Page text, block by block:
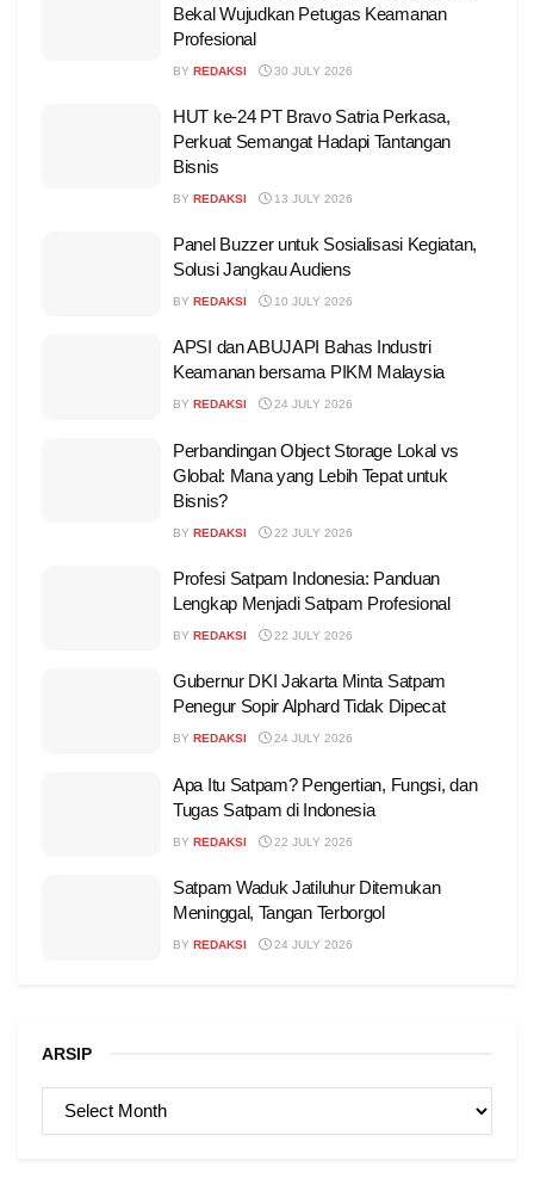
Bekal Wujudkan Petugas Keamanan
Profesional
BY REDAKSI 30 JULY 2026
HUT ke-24 PT Bravo Satria Perkasa,
Perkuat Semangat Hadapi Tantangan
Bisnis
BY REDAKSI 13 JULY 2026
Panel Buzzer untuk Sosialisasi Kegiatan,
Solusi Jangkau Audiens
BY REDAKSI 10 JULY 2026
APSI dan ABUJAPI Bahas Industri
Keamanan bersama PIKM Malaysia
BY REDAKSI 24 JULY 2026
Perbandingan Object Storage Lokal vs
Global: Mana yang Lebih Tepat untuk
Bisnis?
BY REDAKSI 22 JULY 2026
Profesi Satpam Indonesia: Panduan
Lengkap Menjadi Satpam Profesional
BY REDAKSI 22 JULY 2026
Gubernur DKI Jakarta Minta Satpam
Penegur Sopir Alphard Tidak Dipecat
BY REDAKSI 24 JULY 2026
Apa Itu Satpam? Pengertian, Fungsi, dan
Tugas Satpam di Indonesia
BY REDAKSI 22 JULY 2026
Satpam Waduk Jatiluhur Ditemukan
Meninggal, Tangan Terborgol
BY REDAKSI 24 JULY 2026
ARSIP
ARSIP